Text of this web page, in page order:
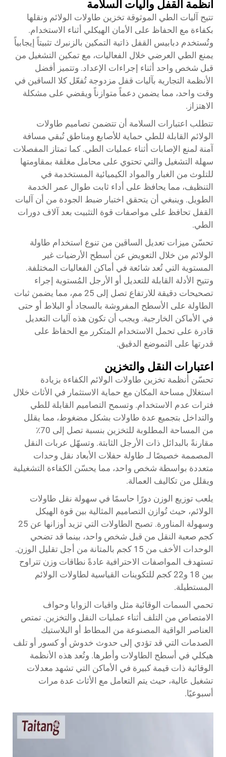
أنظمة القفل وآليات السلامة
تتيح آليات الطي الموثوقة تخزين طاولات الولائم ونقلها
بكفاءة مع الحفاظ على الأمان الهيكلي أثناء الاستخدام.
وتُستخدم دبابيس القفل ذاتية التمكين بالزنبرك تثبيتاً إيجابياً
يمنع الطي العرضي خلال الفعاليات، مع تمكين التشغيل من
قبل شخص واحد أثناء إجراءات الإعداد. وتتميز أفضل
الأنظمة التجارية بآليات قفل مزدوجة تُفعّل كلا الساقين في
وقت واحد، مما يضمن دعماً متوازناً ويقضي على مشكلة
الاهتزاز.
تتطلب اعتبارات السلامة أن تتضمن تصاميم طاولات
الولائم القابلة للطي حماية للأصابع ومناطق تُبقي مسافة
آمنة لمنع الإصابات أثناء عمليات الطي. كما تمتاز المفصلات
سهلة التشغيل والتي تحتوي على محامل مغلقة بمقاومتها
للتلوث من الغبار والمواد الكيميائية المستخدمة في
التنظيف، مما يحافظ على أداء ثابت طوال عمر الخدمة
الطويل. وينبغي أن يتحقق اختبار ضبط الجودة من أن آليات
القفل تحافظ على مواصفات قوة التثبيت بعد آلاف دورات
الطي.
تحسّن ميزات تعديل الساقين من تنوع استخدام طاولة
الولائم من خلال التعويض عن أسطح الأرضيات غير
المستوية التي تُعد شائعة في أماكن الفعاليات المختلفة.
وتتيح الأدلة القابلة للتعديل أو الأرجل المُستوية إجراء
تصحيحات دقيقة للارتفاع تصل إلى 25 مم، مما يضمن ثبات
الطاولة على الأسطح المفروشة بالسجاد أو البلاط أو حتى
في الأماكن الخارجية. ويجب أن تكون هذه آليات التعديل
قادرة على تحمل الاستخدام المتكرر مع الحفاظ على
قدرتها على التموضع الدقيق.
اعتبارات النقل والتخزين
تحسّن أنظمة تخزين طاولات الولائم الكفاءة بزيادة
استغلال مساحة المكان مع حماية الاستثمار في الأثاث خلال
فترات عدم الاستخدام. وتسمح التصاميم القابلة للطي
والتداخل بتجميع عدة طاولات بشكل مضغوط، مما يقلل
من المساحة المطلوبة للتخزين بنسبة تصل إلى 70٪
مقارنةً بالبدائل ذات الأرجل الثابتة. وتسهّل عربات النقل
المصممة خصيصًا لـ طاولة حفلات الأبعاد نقل وحدات
متعددة بواسطة شخص واحد، مما يحسّن الكفاءة التشغيلية
ويقلل من تكاليف العمالة.
يلعب توزيع الوزن دورًا حاسمًا في سهولة نقل طاولات
الولائم، حيث تُوازن التصاميم المثالية بين قوة الهيكل
وسهولة المناورة. تصبح الطاولات التي تزيد أوزانها عن 25
كجم صعبة النقل من قبل شخص واحد، بينما قد تضحي
الوحدات الأخف من 15 كجم بالمتانة من أجل تقليل الوزن.
تستهدف المواصفات الاحترافية عادةً نطاقات وزن تتراوح
بين 18 و22 كجم للتكوينات القياسية لطاولات الولائم
المستطيلة.
تحمي السمات الوقائية مثل واقيات الزوايا وحواف
الامتصاص من التلف أثناء عمليات النقل والتخزين. تمتص
العناصر الواقية المصنوعة من المطاط أو البلاستيك
الصدمات التي قد تؤدي إلى حدوث خدوش أو كسور أو تلف
هيكلي في أسطح الطاولات وأطرها. وتُعد هذه الأنظمة
الوقائية ذات قيمة كبيرة في الأماكن التي تشهد معدلات
تشغيل عالية، حيث يتم التعامل مع الأثاث عدة مرات
أسبوعيًا.